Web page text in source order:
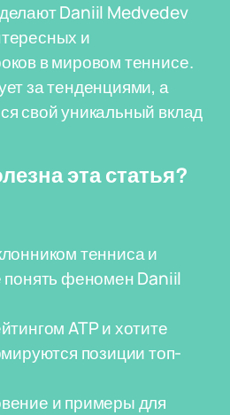
Daniil Medvedev
и
в мировом теннисе.
за тенденциями, а
свой уникальный вклад
эта статья?
тенниса и
понять феномен Daniil
ATP и хотите
позиции топ-
и примеры для